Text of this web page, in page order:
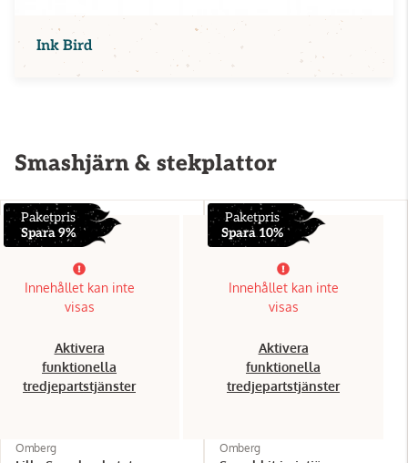
Ink Bird
Smashjärn & stekplattor
Paketpris
Spara 9%
Innehållet kan inte
visas
Aktivera
funktionella
tredjepartstjänster
Omberg
Paketpris
Spara 10%
Innehållet kan inte
visas
Aktivera
funktionella
tredjepartstjänster
Omberg